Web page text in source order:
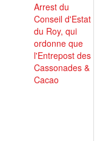
Arrest du
Conseil d'Estat
du Roy, qui
ordonne que
l'Entrepost des
Cassonades &
Cacao